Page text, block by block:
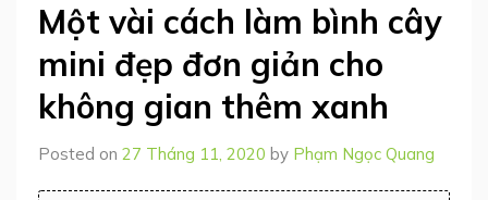
Một vài cách làm bình cây
mini đẹp đơn giản cho
không gian thêm xanh
Posted on 27 Tháng 11, 2020 by Phạm Ngọc Quang